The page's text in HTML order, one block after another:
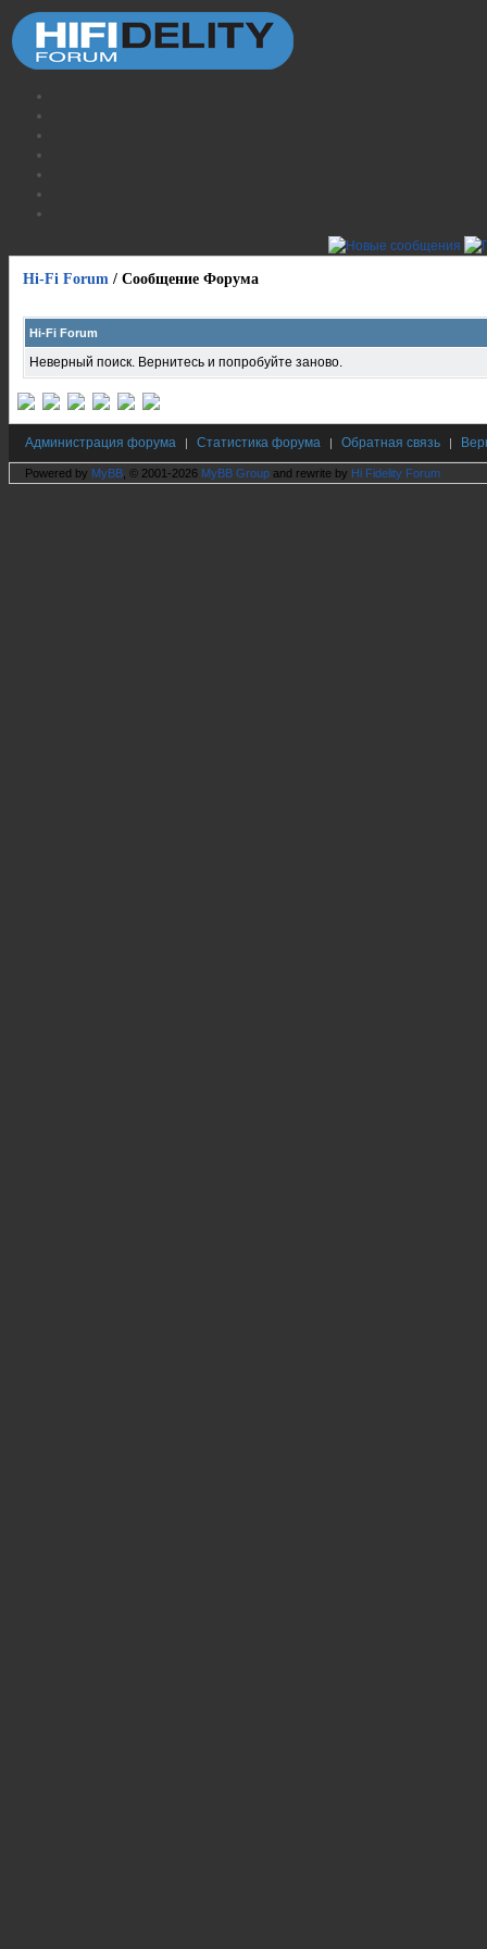
Hi-Fi Forum / Сообщение Форума
Hi-Fi Forum
Неверный поиск. Вернитесь и попробуйте заново.
Администрация форума | Статистика форума | Обратная связь |
Powered by MyBB , © 2001-2026 MyBB Group and rewrite by Hi Fidelity Forum